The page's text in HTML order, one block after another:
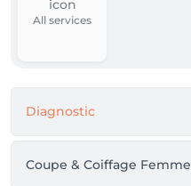
All services
Diagnostic
Coupe & Coiffage Femme